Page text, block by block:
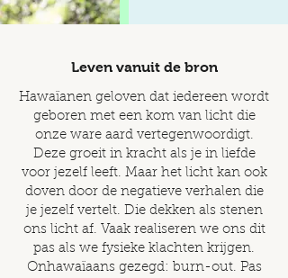
Leven vanuit de bron
Hawaïanen geloven dat iedereen wordt
geboren met een kom van licht die
onze ware aard vertegenwoordigt.
Deze groeit in kracht als je in liefde
voor jezelf leeft. Maar het licht kan ook
doven door de negatieve verhalen die
je jezelf vertelt. Die dekken als stenen
ons licht af. Vaak realiseren we ons dit
pas als we fysieke klachten krijgen.
Onhawaïaans gezegd: burn-out. Pas